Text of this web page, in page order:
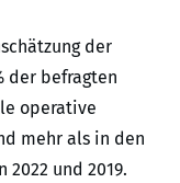
der
der befragten
operative
mehr als in den
2022 und 2019.